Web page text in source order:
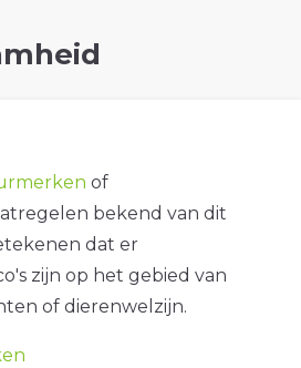
of
bekend van dit
dat er
zijn op het gebied van
of dierenwelzijn.